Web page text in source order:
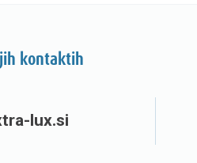
kontaktih
lux.si